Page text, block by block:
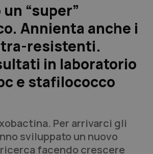
“super”
Annienta anche i
resistenti.
in laboratorio
e stafilococco
Per arrivarci gli
sviluppato un nuovo
facendo crescere